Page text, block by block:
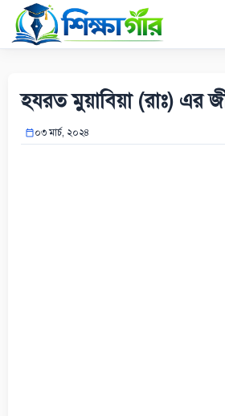
Skip
content
হযরত মুয়াবিয়া (রাঃ) এর
০৩ মার্চ, ২০২৪